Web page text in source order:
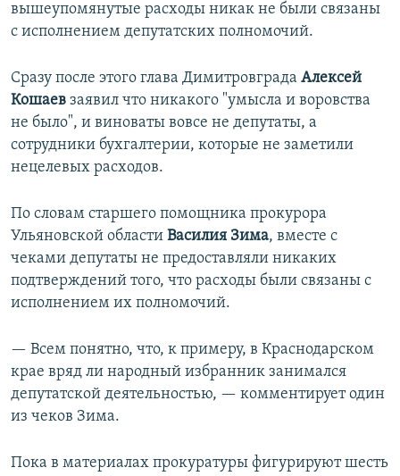
вышеупомянутые расходы никак не были связаны
с исполнением депутатских полномочий.
Сразу после этого глава Димитровграда Алексей
Кошаев заявил что никакого "умысла и воровства
не было", и виноваты вовсе не депутаты, а
сотрудники бухгалтерии, которые не заметили
нецелевых расходов.
По словам старшего помощника прокурора
Ульяновской области Василия Зима, вместе с
чеками депутаты не предоставляли никаких
подтверждений того, что расходы были связаны с
исполнением их полномочий.
— Всем понятно, что, к примеру, в Краснодарском
крае вряд ли народный избранник занимался
депутатской деятельностью, — комментирует один
из чеков Зима.
Пока в материалах прокуратуры фигурируют шесть